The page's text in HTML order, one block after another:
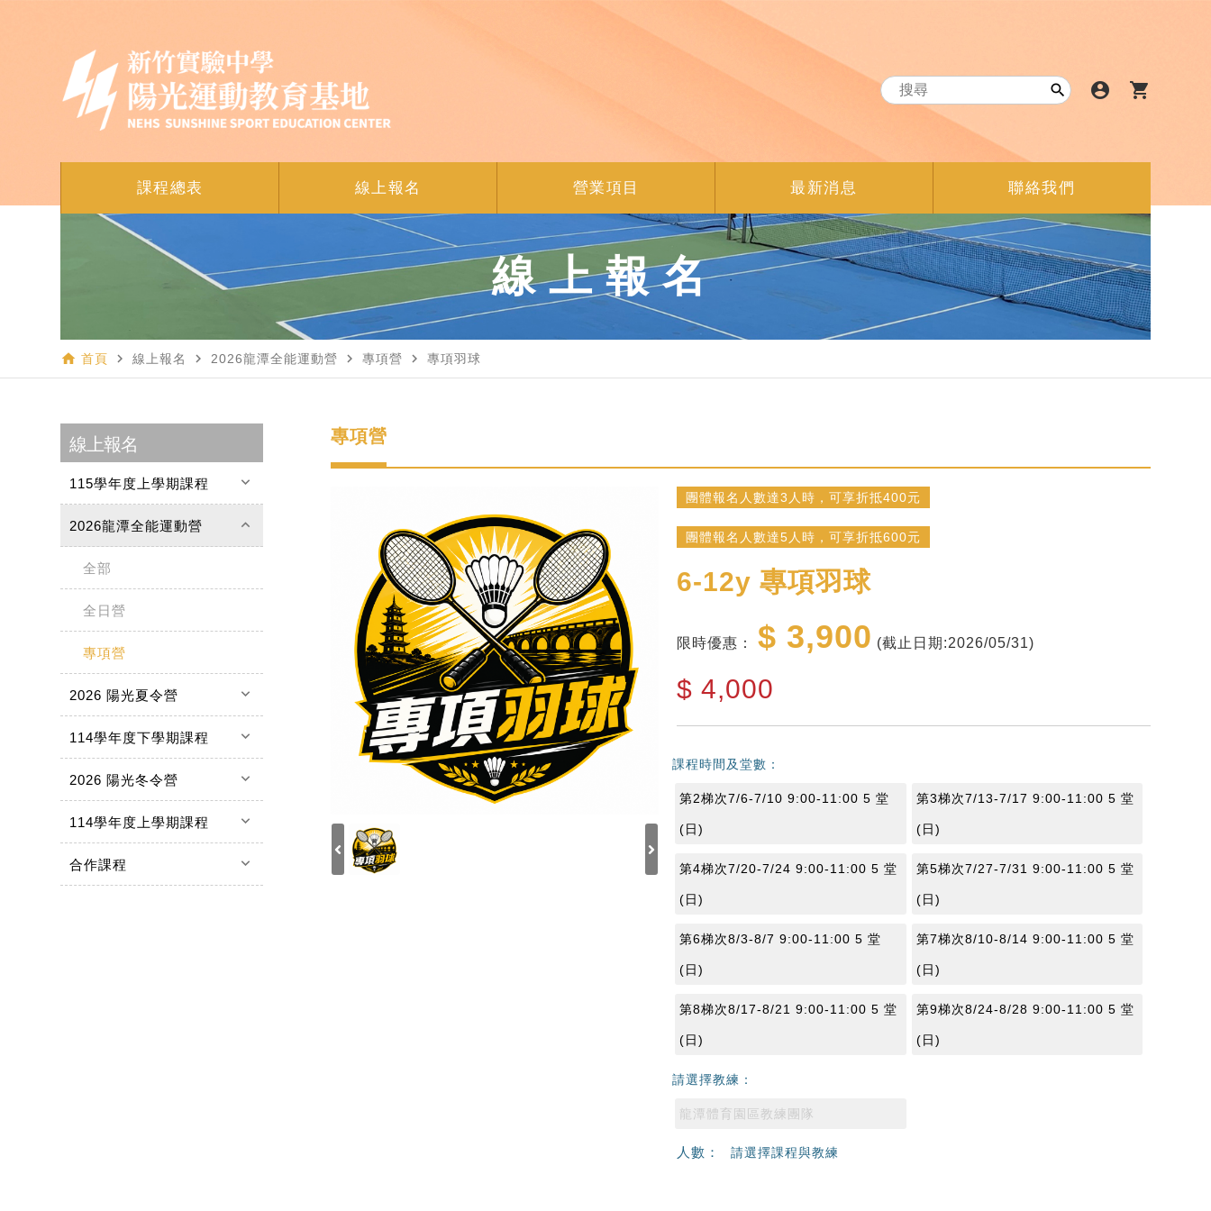
 account_circle shopping_cart
課程總表 線上報名 營業項目 最新消息 聯絡我們
線上報名
home 首頁 navigate_next 線上報名 navigate_next 2026龍潭全能運動營 navigate_next 專項營 navigate_next 專項羽球
線上報名
115學年度上學期課程 keyboard_arrow_down
2026龍潭全能運動營 keyboard_arrow_up
全部
全日營
專項營
2026 陽光夏令營 keyboard_arrow_down
114學年度下學期課程 keyboard_arrow_down
2026 陽光冬令營 keyboard_arrow_down
114學年度上學期課程 keyboard_arrow_down
合作課程 keyboard_arrow_down
專項營
團體報名人數達3人時，可享折抵400元
團體報名人數達5人時，可享折抵600元
6-12y 專項羽球
限時優惠：$ 3,900 (截止日期:2026/05/31)
$ 4,000
課程時間及堂數：
第2梯次7/6-7/10 9:00-11:00 5 堂
(日)
第3梯次7/13-7/17 9:00-11:00 5 堂
(日)
第4梯次7/20-7/24 9:00-11:00 5 堂
(日)
第5梯次7/27-7/31 9:00-11:00 5 堂
(日)
第6梯次8/3-8/7 9:00-11:00 5 堂
(日)
第7梯次8/10-8/14 9:00-11:00 5 堂
(日)
第8梯次8/17-8/21 9:00-11:00 5 堂
(日)
第9梯次8/24-8/28 9:00-11:00 5 堂
(日)
請選擇教練：
龍潭體育園區教練團隊
人數： 請選擇課程與教練